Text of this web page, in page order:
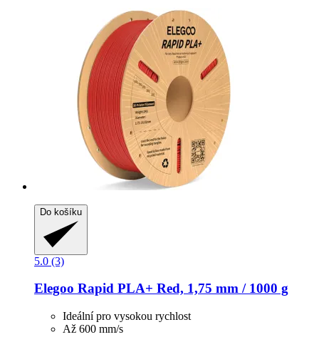
Do košíku
5.0 (3)
Elegoo Rapid PLA+ Red, 1,75 mm / 1000 g
Ideální pro vysokou rychlost
Až 600 mm/s